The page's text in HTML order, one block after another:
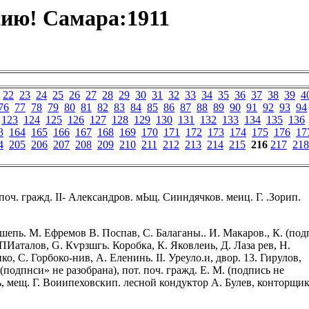
Самара:1911
22 23 24 25 26 27 28 29 30 31 32 33 34 35 36 37 38 39
77 78 79 80 81 82 83 84 85 86 87 88 89 90 91 92 93 94
123 124 125 126 127 128 129 130 131 132 133 134 135 136
164 165 166 167 168 169 170 171 172 173 174 175 176
205 206 207 208 209 210 211 212 213 214 215 216 217 218
гражд. II- Александров. мЬщ. Сииндячков. меиц. Г. .Зорип.
М. Ефремов В. Поспав, С. Балаганы.. И. Макаров., К.
G. Кѵрзшгь. Коробка, К. Яковлеиь, Д. Лаза рев, Н.
С. Горбоко-нив, А. Еленинь. II. Уреуло.и, двор. 13. Гирулов,
не разобрана), пот. поч. гражд. Е. М. (подпись не
мещ. Г. Воиипеховскип. лесной кондуктор А. Булев,